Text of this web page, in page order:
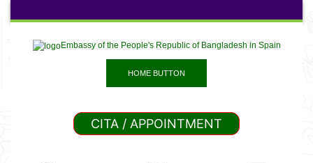
Embassy of the People's Republic of Bangladesh in Spain
HOME BUTTON
CITA / APPOINTMENT